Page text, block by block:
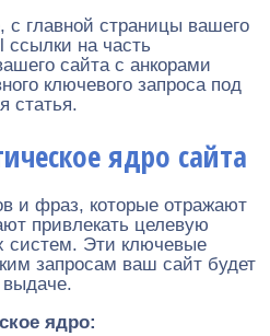
с главной страницы вашего
ссылки на часть
сайта с анкорами
ключевого запроса под
статья.
ядро сайта
и фраз, которые отражают
привлекать целевую
систем. Эти ключевые
запросам ваш сайт будет
выдаче.
ядро: